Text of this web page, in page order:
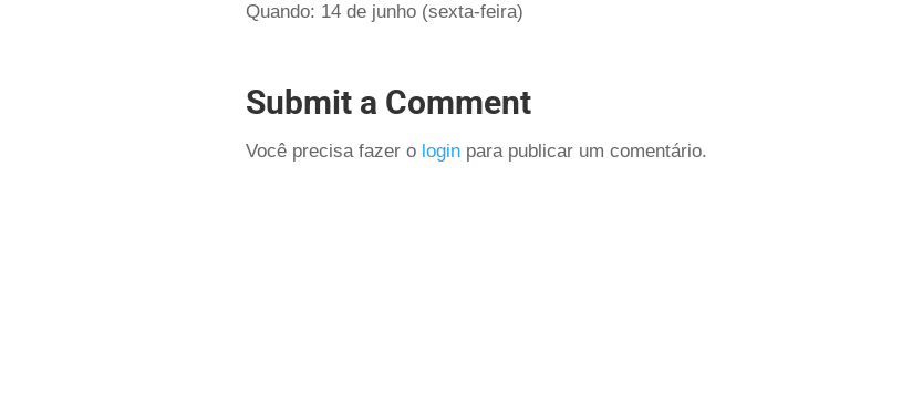
Quando: 14 de junho (sexta-feira)
Submit a Comment
Você precisa fazer o login para publicar um comentário.